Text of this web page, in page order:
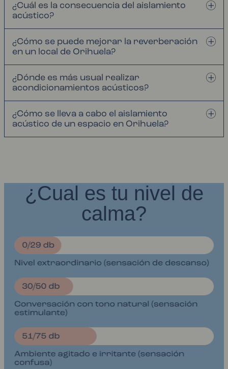
¿Cuál es la consecuencia del aislamiento
acústico?
¿Cómo se puede mejorar la reverberación
en un local de Orihuela?
¿Dónde es más usual realizar
acondicionamientos acústicos?
¿Cómo se lleva a cabo el aislamiento
acústico de un espacio en Orihuela?
¿Cual es tu nivel de
calma?